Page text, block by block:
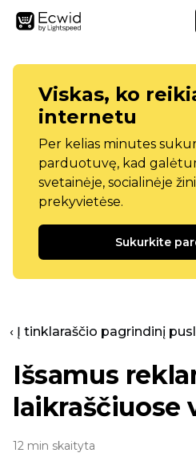
Viskas, ko
internetu
Per kelias minutes
parduotuvę, kad
svetainėje, socialinėje
prekyvietėse.
Sukurkite
‹ Į tinklaraščio pagrindinį
Išsamus
laikraščiuose
12 min skaityta